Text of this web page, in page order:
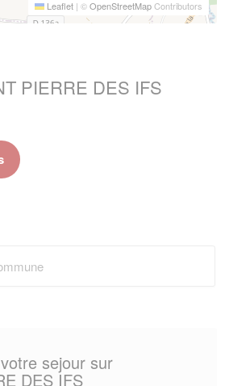
Leaflet | ©OpenStreetMapContributors
PIERRE DES IFS
sejour sur
DES IFS